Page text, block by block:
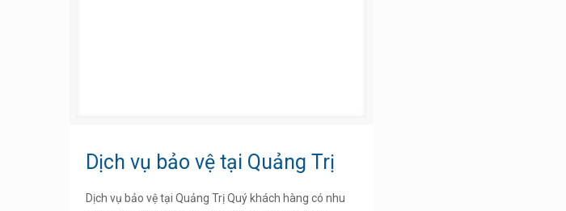
Dịch vụ bảo vệ tại Quảng Trị
Dịch vụ bảo vệ tại Quảng Trị Quý khách hàng có nhu